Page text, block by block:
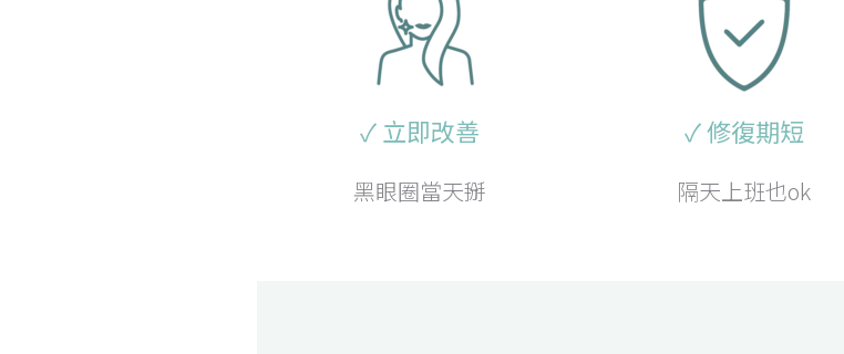
✓ 立即改善
黑眼圈當天掰
✓ 修復期短
隔天上班也ok